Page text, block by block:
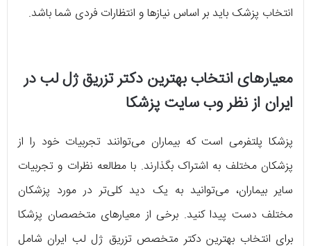
انتخاب پزشک باید بر اساس نیازها و انتظارات فردی شما باشد.
معیارهای انتخاب بهترین دکتر تزریق ژل لب در
ایران از نظر وب سایت پزشکا
پزشکا پلتفرمی است که بیماران می‌توانند تجربیات خود را از
پزشکان مختلف به اشتراک بگذارند. با مطالعه نظرات و تجربیات
سایر بیماران، می‌توانید به یک دید کلی‌تر در مورد پزشکان
مختلف دست پیدا کنید. برخی از معیارهای متخصصان پزشکا
برای انتخاب بهترین دکتر متخصص تزریق ژل لب ایران شامل